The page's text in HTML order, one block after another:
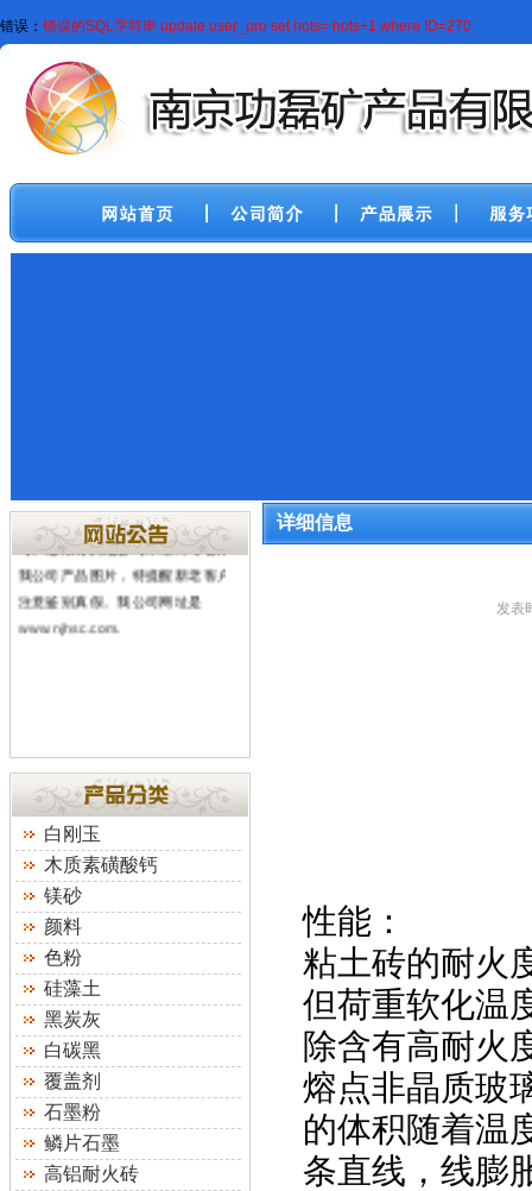
错误： 错误的SQL字符串 update user_pro set hots= hots+1 where ID=270
供货关系，欢迎新老客户致电我公
司。近期有其他公司未经许可冒用
我公司产品图片，特提醒新老客户
注意鉴别真假。我公司网址是
www.njhsc.com
白刚玉
木质素磺酸钙
镁砂
颜料
色粉
硅藻土
黑炭灰
白碳黑
覆盖剂
石墨粉
鳞片石墨
高铝耐火砖
详细信息
发表
性能：
粘土砖的耐火
但荷重软化温
除含有高耐火
熔点非晶质玻
的体积随着温
条直线，线膨